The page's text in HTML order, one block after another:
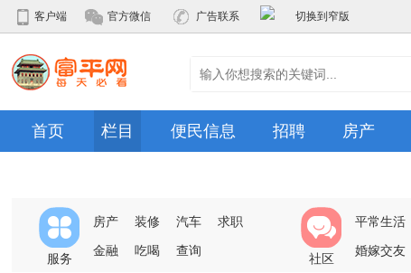
客户端 官方微信 广告联系 切换到窄版
首页 栏目 便民信息 招聘 房产
服务
房产 装修 汽车
求职
金融
吃喝 查询
社区
平常生活
婚嫁交友